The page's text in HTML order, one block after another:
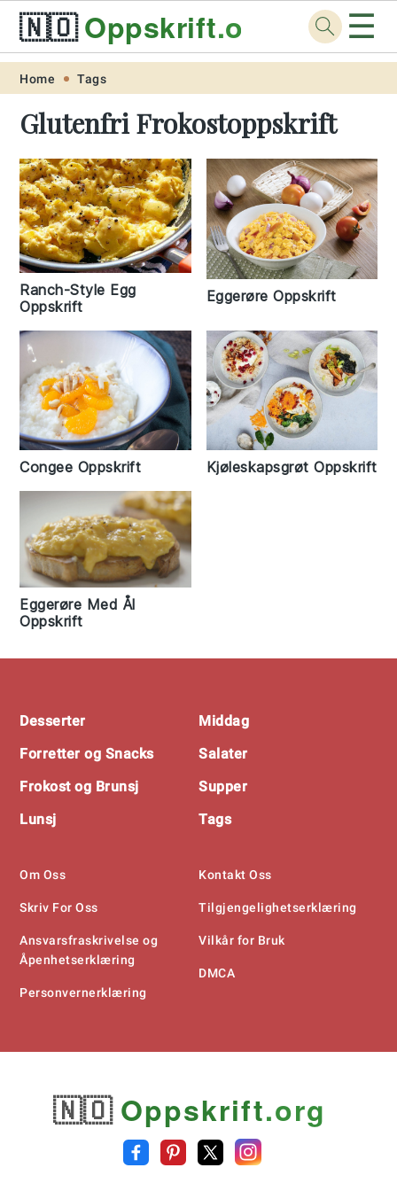
Skip
primary
navigation
Skip
main
content
Skip
primary
sidebar
Skip
footer
🇳🇴Oppskrift.org ☰
Home Tags
Glutenfri Frokostoppskrift
Ranch-Style Egg
Oppskrift
Eggerøre Oppskrift
Congee Oppskrift Kjøleskapsgrøt Oppskrift
Eggerøre Med Ål
Oppskrift
Footer
Desserter
Forretter og Snacks
Frokost og Brunsj
Lunsj
Middag
Salater
Supper
Tags
Om Oss
Skriv For Oss
Ansvarsfraskrivelse og
Åpenhetserklæring
Personvernerklæring
Kontakt Oss
Tilgjengelighetserklæring
Vilkår for Bruk
DMCA
🇳🇴Oppskrift.org